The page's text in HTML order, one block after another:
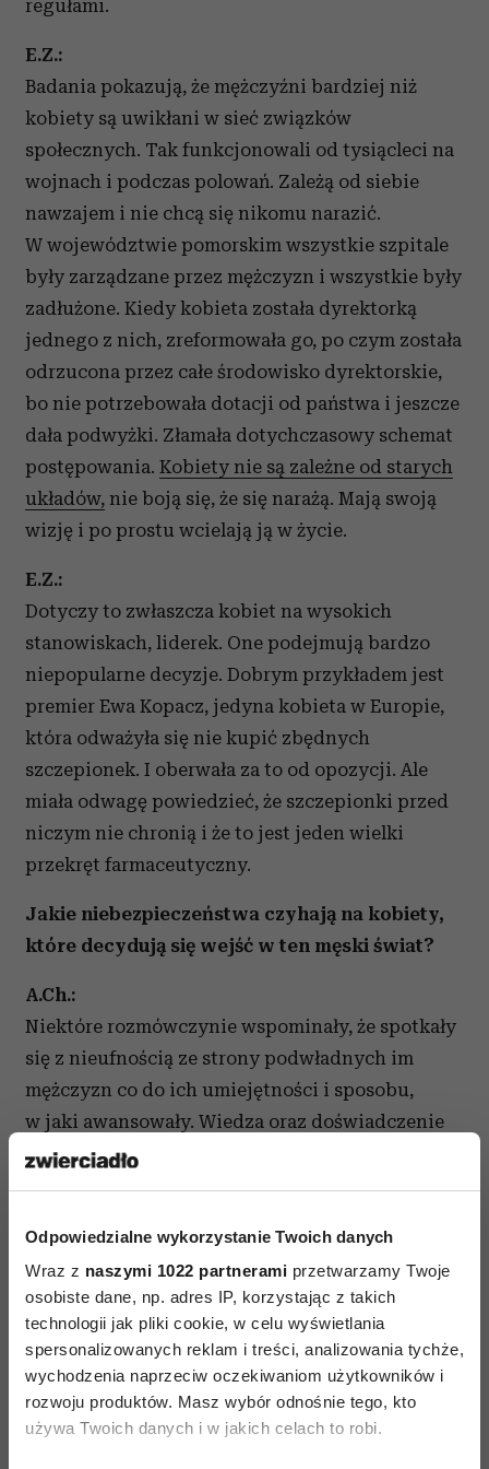
Odpowiedzialne wykorzystanie Twoich danych
Wraz z naszymi 1022 partnerami przetwarzamy Twoje
osobiste dane, np. adres IP, korzystając z takich
technologii jak pliki cookie, w celu wyświetlania
spersonalizowanych reklam i treści, analizowania tychże,
wychodzenia naprzeciw oczekiwaniom użytkowników i
rozwoju produktów. Masz wybór odnośnie tego, kto
używa Twoich danych i w jakich celach to robi.
regułami.
E.Z.:
Badania pokazują, że mężczyźni bardziej niż
kobiety są uwikłani w sieć związków
społecznych. Tak funkcjonowali od tysiącleci na
wojnach i podczas polowań. Zależą od siebie
nawzajem i nie chcą się nikomu narazić.
W województwie pomorskim wszystkie szpitale
były zarządzane przez mężczyzn i wszystkie były
zadłużone. Kiedy kobieta została dyrektorką
jednego z nich, zreformowała go, po czym została
odrzucona przez całe środowisko dyrektorskie,
bo nie potrzebowała dotacji od państwa i jeszcze
dała podwyżki. Złamała dotychczasowy schemat
postępowania. Kobiety nie są zależne od starych
układów, nie boją się, że się narażą. Mają swoją
wizję i po prostu wcielają ją w życie.
E.Z.:
Dotyczy to zwłaszcza kobiet na wysokich
stanowiskach, liderek. One podejmują bardzo
niepopularne decyzje. Dobrym przykładem jest
premier Ewa Kopacz, jedyna kobieta w Europie,
która odważyła się nie kupić zbędnych
szczepionek. I oberwała za to od opozycji. Ale
miała odwagę powiedzieć, że szczepionki przed
niczym nie chronią i że to jest jeden wielki
przekręt farmaceutyczny.
Jakie niebezpieczeństwa czyhają na kobiety,
które decydują się wejść w ten męski świat?
A.Ch.:
Niektóre rozmówczynie wspominały, że spotkały
się z nieufnością ze strony podwładnych im
mężczyzn co do ich umiejętności i sposobu,
w jaki awansowały. Wiedza oraz doświadczenie
są wtedy mocno testowane. Najlepszym
sposobem zarządzania mężczyznami jestbycie
czasu, żeby to zobaczyć i docenić.
E.Z.:
Poza tym dla nich są ważne zewnętrzne
potwierdzenia pozycji w hierarchii. Jeśli
mężczyzna jest szefem, musi mieć większy
gabinet, lepszy samochód, zegarek i inne